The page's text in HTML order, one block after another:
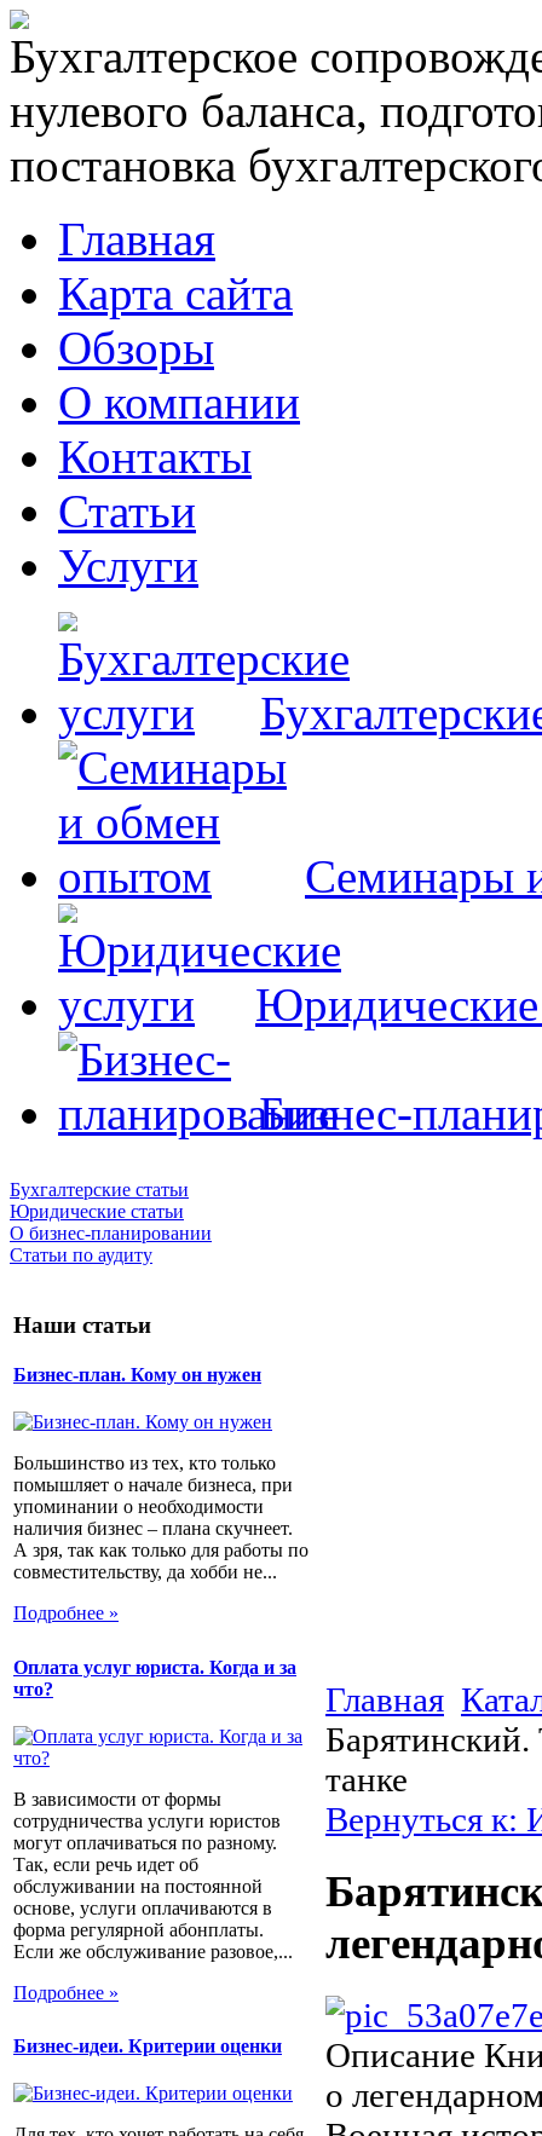
Бухгалтерское
нулевого баланса,
постановка
Главная
Карта сайта
Обзоры
О компании
Контакты
Статьи
Услуги
Семинары
Юридические
Бизнес-
Бухгалтерские статьи
Юридические статьи
О бизнес-планировании
Статьи по аудиту
Наши статьи
Бизнес-план. Кому он нужен
Большинство из тех, кто только
помышляет о начале бизнеса, при
упоминании о необходимости
наличия бизнес – плана скучнеет.
А зря, так как только для работы по
совместительству, да хобби не...
Подробнее »
Оплата услуг юриста. Когда и за
что?
В зависимости от формы
сотрудничества услуги юристов
могут оплачиваться по разному.
Так, если речь идет об
обслуживании на постоянной
основе, услуги оплачиваются в
форма регулярной абонплаты.
Если же обслуживание разовое,...
Подробнее »
Бизнес-идеи. Критерии оценки
Главная
танке
Вернуться к:
Описание
о